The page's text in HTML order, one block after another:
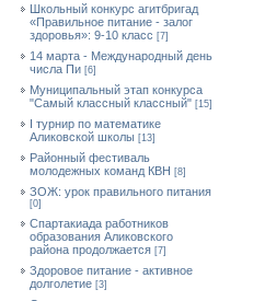
Школьный конкурс агитбригад
«Правильное питание - залог
здоровья»: 9-10 класс [7]
14 марта - Международный день
числа Пи [6]
Муниципальный этап конкурса
"Самый классный классный" [15]
I турнир по математике
Аликовской школы [13]
Районный фестиваль
молодежных команд КВН [8]
ЗОЖ: урок правильного питания
[0]
Спартакиада работников
образования Аликовского
района продолжается [7]
Здоровое питание - активное
долголетие [3]